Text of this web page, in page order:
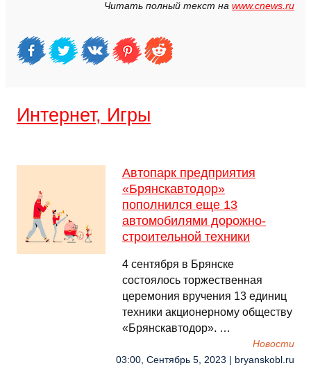
Читать полный текст на www.cnews.ru
Интернет, Игры
Автопарк предприятия
«Брянскавтодор»
пополнился еще 13
автомобилями дорожно-
строительной техники
4 сентября в Брянске
состоялось торжественная
церемония вручения 13 единиц
техники акционерному обществу
«Брянскавтодор». …
Новости
03:00, Сентябрь 5, 2023 | bryanskobl.ru